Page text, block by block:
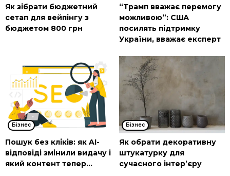
Як зібрати бюджетний
сетап для вейпінгу з
бюджетом 800 грн
“Трамп вважає перемогу
можливою”: США
посилять підтримку
України, вважає експерт
Бізнес
Пошук без кліків: як AI-
відповіді змінили видачу і
який контент тепер...
Бізнес
Як обрати декоративну
штукатурку для
сучасного інтер’єру